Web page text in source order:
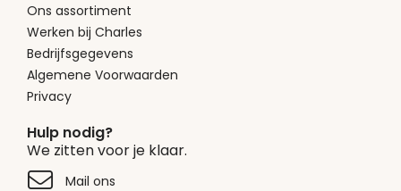
Ons assortiment
Werken bij Charles
Bedrijfsgegevens
Algemene Voorwaarden
Privacy
Hulp nodig?
We zitten voor je klaar.
Mail ons